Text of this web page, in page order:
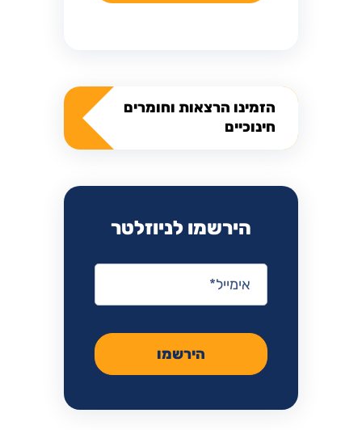
הזמינו הרצאות וחומרים
חינוכיים
הירשמו לניוזלטר
אימייל
הירשמו